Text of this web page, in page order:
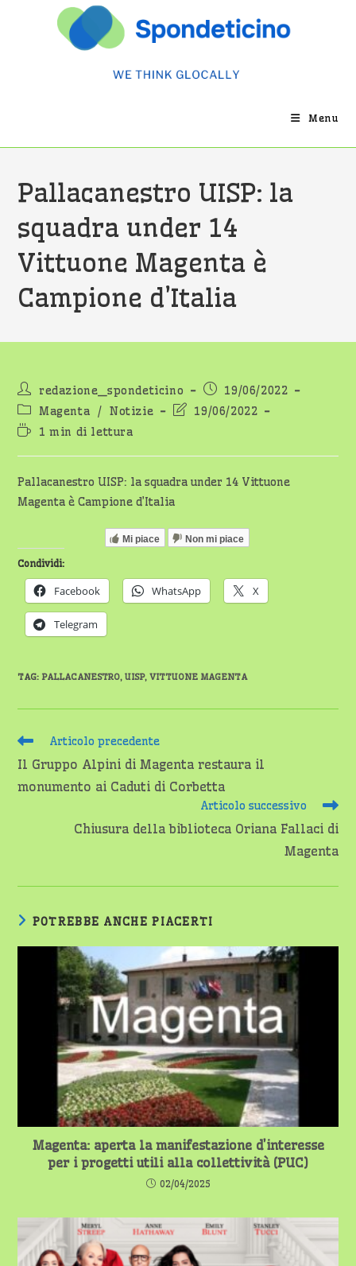
Menu
Pallacanestro UISP: la
squadra under 14
Vittuone Magenta è
Campione d’Italia
Autore
dell'articolo:
redazione_spondeticino
Articolo
pubblicato:
19/06/2022
Categoria
dell'articolo:
Magenta / Notizie
Ultima19/06/2022
Tempo
lettura:
1 min di lettura
Pallacanestro UISP: la squadra under 14 Vittuone
Magenta è Campione d’Italia
Mi piace Non mi piace
Condividi:
Facebook WhatsApp X
Telegram
TAG: PALLACANESTRO, UISP, VITTUONE MAGENTA
Leggi
articoli
Articolo precedente
Il Gruppo Alpini di Magenta restaura il
monumento ai Caduti di Corbetta
Articolo successivo
Chiusura della biblioteca Oriana Fallaci di
Magenta
POTREBBE ANCHE PIACERTI
Magenta: aperta la manifestazione d’interesse
per i progetti utili alla collettività (PUC)
02/04/2025